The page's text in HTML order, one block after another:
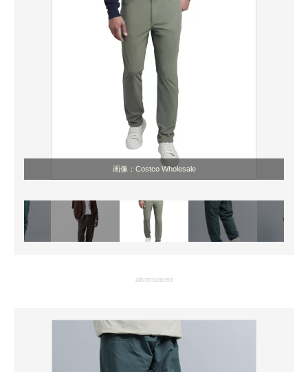
画像：Costco Wholesale
advertisement